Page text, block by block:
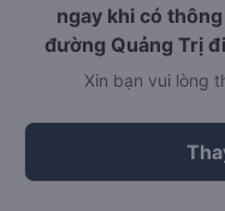
ngay khi có
đường Quảng Trị
Xin bạn vui lòng